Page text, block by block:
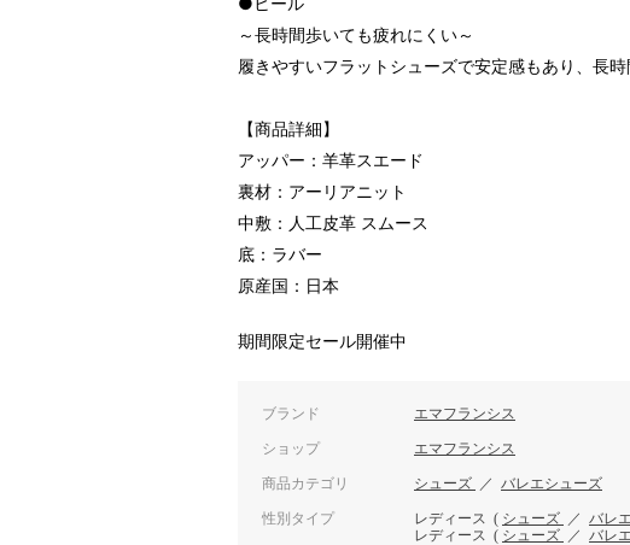
～長時間歩いても疲れにくい～
履きやすいフラットシューズで安定感もあり、長時
【商品詳細】
アッパー：羊革スエード
裏材：アーリアニット
中敷：人工皮革 スムース
底：ラバー
原産国：日本
期間限定セール開催中
ブランド エマフランシス
ショップ エマフランシス
商品カテゴリ シューズ ／ バレエシューズ
性別タイプ レディース ( シューズ ／ バレ
レディース ( シューズ ／ バレ